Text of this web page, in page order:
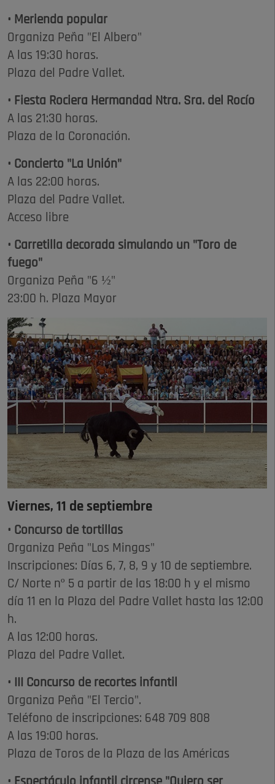
• Merienda popular
Organiza Peña "El Albero"
A las 19:30 horas.
Plaza del Padre Vallet.
• Fiesta Rociera Hermandad Ntra. Sra. del Rocío
A las 21:30 horas.
Plaza de la Coronación.
• Concierto "La Unión"
A las 22:00 horas.
Plaza del Padre Vallet.
Acceso libre
• Carretilla decorada simulando un "Toro de
fuego"
Organiza Peña "6 ½"
23:00 h. Plaza Mayor
Viernes, 11 de septiembre
• Concurso de tortillas
Organiza Peña "Los Mingas"
Inscripciones: Días 6, 7, 8, 9 y 10 de septiembre.
C/ Norte nº 5 a partir de las 18:00 h y el mismo
día 11 en la Plaza del Padre Vallet hasta las 12:00
h.
A las 12:00 horas.
Plaza del Padre Vallet.
• III Concurso de recortes infantil
Organiza Peña "El Tercio".
Teléfono de inscripciones: 648 709 808
A las 19:00 horas.
Plaza de Toros de la Plaza de las Américas